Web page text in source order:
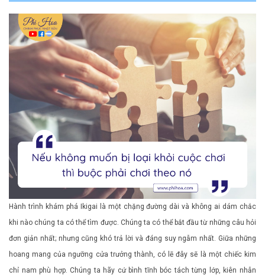
Hành trình khám phá Ikigai là một chặng đường dài và không ai dám chắc
khi nào chúng ta có thể tìm được. Chúng ta có thể bắt đầu từ những câu hỏi
đơn giản nhất; nhưng cũng khó trả lời và đáng suy ngẫm nhất. Giữa những
hoang mang của ngưỡng cửa trưởng thành, có lẽ đây sẽ là một chiếc kim
chỉ nam phù hợp. Chúng ta hãy cứ bình tĩnh bóc tách từng lớp, kiên nhẫn